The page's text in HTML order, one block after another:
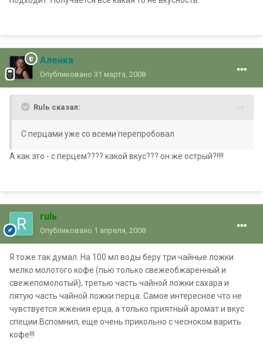
Аленка
Опубликовано 31 марта, 2008
Rulь сказал:
С перцами уже со всеми перепробовал
А как это - с перцем???? какой вкус??? он же острый?!!!!
rulь
Опубликовано 1 апреля, 2008
Я тоже так думал. На 100 мл воды беру три чайные ложки
мелко молотого кофе (пью только свежеобжаренный и
свежепомолотый), третью часть чайной ложки сахара и
пятую часть чайной ложки перца. Самое интересное что не
чувствуется жжения ерца, а только приятный аромат и вкус
специи.Вспомнил, еще очень прикольно с чесноком варить
кофе!!!